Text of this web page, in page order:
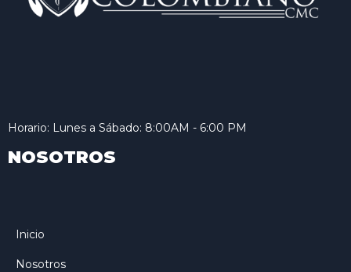
Horario: Lunes a Sábado: 8:00AM - 6:00 PM
NOSOTROS
Inicio
Nosotros